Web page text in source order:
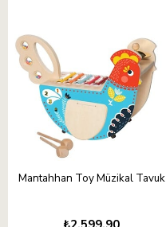
Mantahhan Toy Müzikal Tavuk